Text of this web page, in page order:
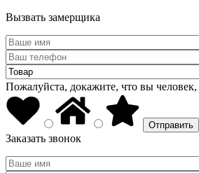
Вызвать замерщика
Пожалуйста, докажите, что вы
Заказать звонок